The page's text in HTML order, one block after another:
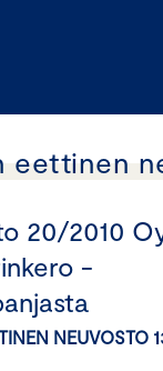
eettinen
20/2010
-
NEUVOSTO